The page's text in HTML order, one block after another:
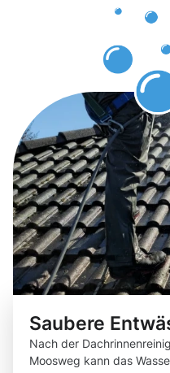
Saubere
Nach der
Moosweg kann das